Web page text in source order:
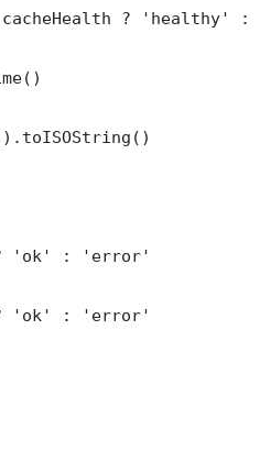
? 'healthy' :
? 'ok' : 'error'
? 'ok' : 'error'